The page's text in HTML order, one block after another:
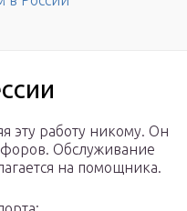
эту работу никому. Он
Обслуживание
на помощника.